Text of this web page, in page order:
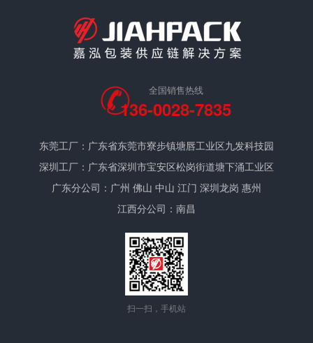
全国销售热线
136-0028-7835
东莞工厂：广东省东莞市寮步镇塘唇工业区九发科技园
深圳工厂：广东省深圳市宝安区松岗街道塘下涌工业区
广东分公司：广州 佛山 中山 江门 深圳龙岗 惠州
江西分公司：南昌
扫一扫，手机站